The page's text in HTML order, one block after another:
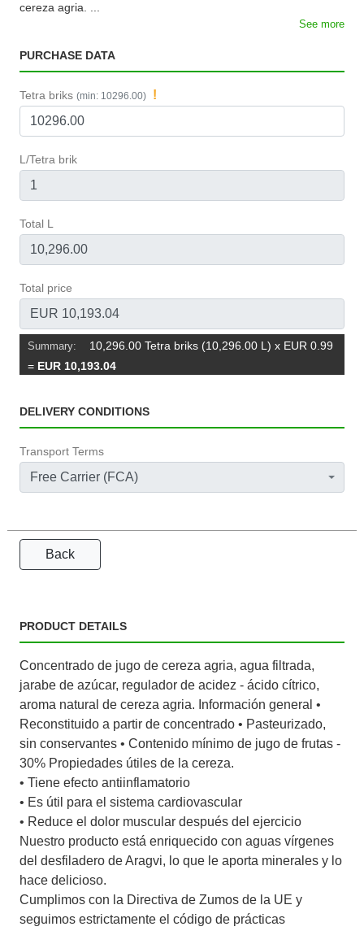
cereza agria. ...
See more
PURCHASE DATA
Tetra briks (min: 10296.00) !
L/Tetra brik
Total L
Total price
Summary:
10,296.00 Tetra briks (10,296.00 L) x EUR 0.99
= EUR 10,193.04
DELIVERY CONDITIONS
Transport Terms
Free Carrier (FCA)
Back
PRODUCT DETAILS
Concentrado de jugo de cereza agria, agua filtrada,
jarabe de azúcar, regulador de acidez - ácido cítrico,
aroma natural de cereza agria. Información general •
Reconstituido a partir de concentrado • Pasteurizado,
sin conservantes • Contenido mínimo de jugo de frutas -
30% Propiedades útiles de la cereza.
• Tiene efecto antiinflamatorio
• Es útil para el sistema cardiovascular
• Reduce el dolor muscular después del ejercicio
Nuestro producto está enriquecido con aguas vírgenes
del desfiladero de Aragvi, lo que le aporta minerales y lo
hace delicioso.
Cumplimos con la Directiva de Zumos de la UE y
seguimos estrictamente el código de prácticas